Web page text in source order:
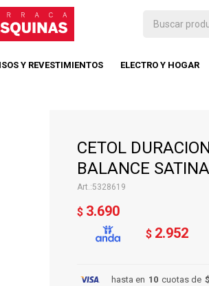
Y REVESTIMIENTOS ELECTRO Y HOGAR
CETOL
BALANCE
5328619
$ 3.690
$ 2.952
hasta en 10 cuotas de